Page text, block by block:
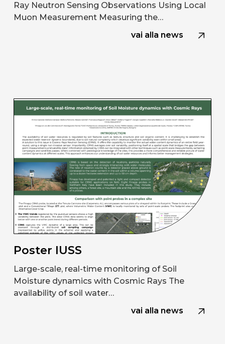
Ray Neutron Sensing Observations Using Local
Muon Measurement Measuring the…
vai alla news
Poster IUSS
Large-scale, real-time monitoring of Soil
Moisture dynamics with Cosmic Rays The
availability of soil water…
vai alla news